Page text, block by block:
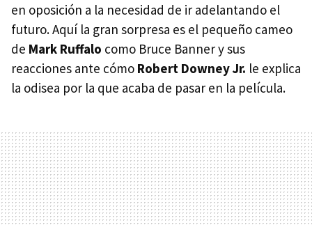
en oposición a la necesidad de ir adelantando el
futuro. Aquí la gran sorpresa es el pequeño cameo
de Mark Ruffalo como Bruce Banner y sus
reacciones ante cómo Robert Downey Jr. le explica
la odisea por la que acaba de pasar en la película.